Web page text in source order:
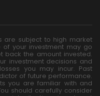
are subject to high market
of your investment may go
back the amount invested.
investment decisions and
you may incur. Past
of future performance.
you are familiar with and
should carefully consider